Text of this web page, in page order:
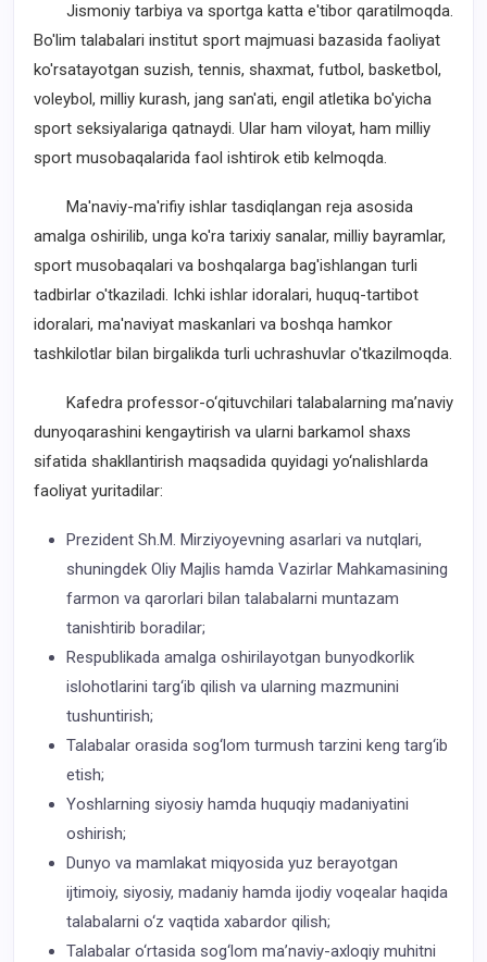
Jismoniy tarbiya va sportga katta e'tibor qaratilmoqda.
Bo'lim talabalari institut sport majmuasi bazasida faoliyat
ko'rsatayotgan suzish, tennis, shaxmat, futbol, basketbol,
voleybol, milliy kurash, jang san'ati, engil atletika bo'yicha
sport seksiyalariga qatnaydi. Ular ham viloyat, ham milliy
sport musobaqalarida faol ishtirok etib kelmoqda.
Ma'naviy-ma'rifiy ishlar tasdiqlangan reja asosida
amalga oshirilib, unga ko'ra tarixiy sanalar, milliy bayramlar,
sport musobaqalari va boshqalarga bag'ishlangan turli
tadbirlar o'tkaziladi. Ichki ishlar idoralari, huquq-tartibot
idoralari, ma'naviyat maskanlari va boshqa hamkor
tashkilotlar bilan birgalikda turli uchrashuvlar o'tkazilmoqda.
Kafedra professor-o‘qituvchilari talabalarning ma’naviy
dunyoqarashini kengaytirish va ularni barkamol shaxs
sifatida shakllantirish maqsadida quyidagi yo‘nalishlarda
faoliyat yuritadilar:
Prezident Sh.M. Mirziyoyevning asarlari va nutqlari,
shuningdek Oliy Majlis hamda Vazirlar Mahkamasining
farmon va qarorlari bilan talabalarni muntazam
tanishtirib boradilar;
Respublikada amalga oshirilayotgan bunyodkorlik
islohotlarini targ‘ib qilish va ularning mazmunini
tushuntirish;
Talabalar orasida sog‘lom turmush tarzini keng targ‘ib
etish;
Yoshlarning siyosiy hamda huquqiy madaniyatini
oshirish;
Dunyo va mamlakat miqyosida yuz berayotgan
ijtimoiy, siyosiy, madaniy hamda ijodiy voqealar haqida
talabalarni o‘z vaqtida xabardor qilish;
Talabalar o‘rtasida sog‘lom ma’naviy-axloqiy muhitni